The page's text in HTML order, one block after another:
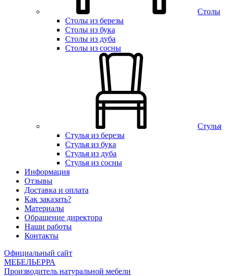
Столы
Столы из березы
Столы из бука
Столы из дуба
Столы из сосны
Стулья
Стулья из березы
Стулья из бука
Стулья из дуба
Стулья из сосны
Информация
Отзывы
Доставка и оплата
Как заказать?
Материалы
Обращение директора
Наши работы
Контакты
Официальный сайт
МЕБЕЛЬЕРРА
Производитель натуральной мебели